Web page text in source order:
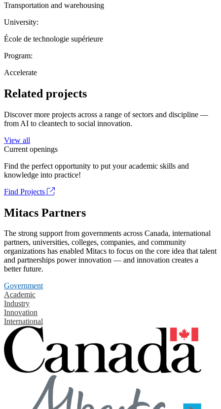
Transportation and warehousing
University:
École de technologie supérieure
Program:
Accelerate
Related projects
Discover more projects across a range of sectors and discipline —
from AI to cleantech to social innovation.
View all
Current openings
Find the perfect opportunity to put your academic skills and
knowledge into practice!
Find Projects
Mitacs Partners
The strong support from governments across Canada, international
partners, universities, colleges, companies, and community
organizations has enabled Mitacs to focus on the core idea that talent
and partnerships power innovation — and innovation creates a
better future.
Government
Academic
Industry
Innovation
International